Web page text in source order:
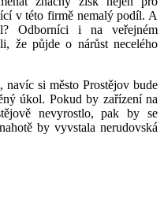
v této firmě nemalý podíl. A
Odborníci i na veřejném
že půjde o nárůst necelého
navíc si město Prostějov bude
úkol. Pokud by zařízení na
nevyrostlo, pak by se
by vyvstala nerudovská